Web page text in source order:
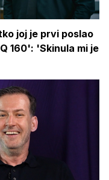
joj je prvi poslao
160': 'Skinula mi je